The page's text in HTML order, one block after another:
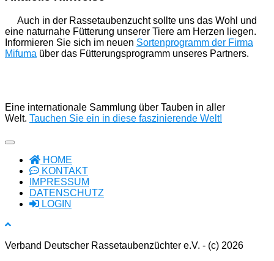
Auch in der Rassetaubenzucht sollte uns das Wohl und
eine naturnahe Fütterung unserer Tiere am Herzen liegen.
Informieren Sie sich im neuen Sortenprogramm der Firma
Mifuma über das Fütterungsprogramm unseres Partners.
Eine internationale Sammlung über Tauben in aller
Welt. Tauchen Sie ein in diese faszinierende Welt!
HOME
KONTAKT
IMPRESSUM
DATENSCHUTZ
LOGIN
Verband Deutscher Rassetaubenzüchter e.V. - (c) 2026